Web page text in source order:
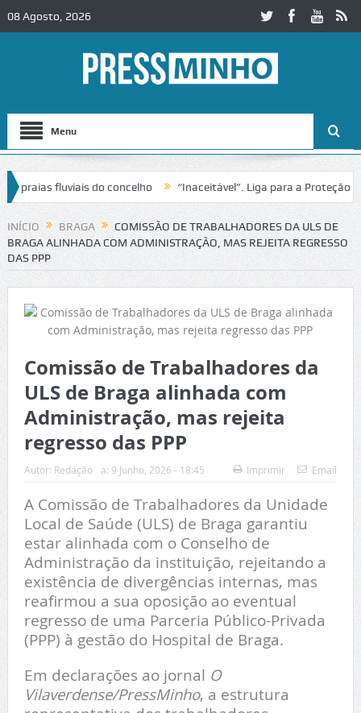
08 Agosto, 2026
Menu
fluviais do concelho “Inaceitável”. Liga para a Proteção da
trânsito no IC2 em Alcobaça Igreja do Castelo de Cerveira
INÍCIO BRAGA
COMISSÃO DE TRABALHADORES DA ULS DE
BRAGA ALINHADA COM ADMINISTRAÇÃO, MAS REJEITA REGRESSO
DAS PPP
Comissão de Trabalhadores da
ULS de Braga alinhada com
Administração, mas rejeita
regresso das PPP
Autor: Redação a: 9 Junho, 2026 - 18:45 Imprimir Email
A Comissão de Trabalhadores da Unidade
Local de Saúde (ULS) de Braga garantiu
estar alinhada com o Conselho de
Administração da instituição, rejeitando a
existência de divergências internas, mas
reafirmou a sua oposição ao eventual
regresso de uma Parceria Público-Privada
(PPP) à gestão do Hospital de Braga.
Em declarações ao jornal O
Vilaverdense/PressMinho, a estrutura